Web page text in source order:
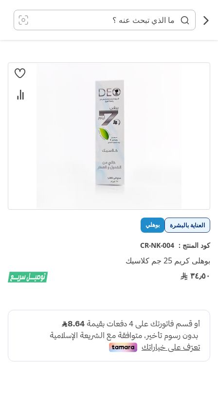
المحتوى
العناية بالبشرة بوهلي
كود المنتج : CR-NK-004
بوهلى كريم 25 جم كلاسيك
٣٤٫٥٠
انتقل
تخطي
إلى
بداية
معرض
الصور